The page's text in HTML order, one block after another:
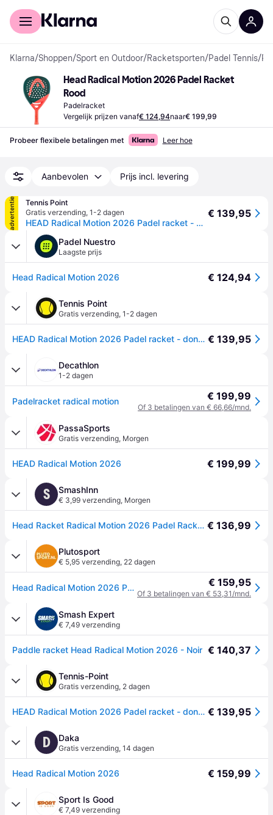
Voor shoppers
Klarna/Shoppen/Sport en Outdoor/Racketsporten/Padel Tennis/
Head Radical Motion 2026 Padel Racket
Rood
Padelracket
Vergelijk prijzen vanaf€ 124,94naar€ 199,99
Probeer flexibele betalingen met Leer hoe
Aanbevolen Prijs incl. levering
advertentie
Tennis Point
Gratis verzending, 1-2 dagen
HEAD Radical Motion 2026 Padel racket - donkerblauw
€ 139,95
Padel Nuestro
Laagste prijs
Head Radical Motion 2026 € 124,94
Tennis Point
Gratis verzending, 1-2 dagen
HEAD Radical Motion 2026 Padel racket - donkerblauw € 139,95
Decathlon
1-2 dagen
Padelracket radical motion € 199,99
Of 3 betalingen van € 66,66/mnd.
PassaSports
Gratis verzending, Morgen
HEAD Radical Motion 2026 € 199,99
S SmashInn
€ 3,99 verzending, Morgen
Head Racket Radical Motion 2026 Padel Racket Rood 355 gr € 136,99
Plutosport
€ 5,95 verzending, 22 dagen
Head Radical Motion 2026 Padelracket - 1 SIZE € 159,95
Of 3 betalingen van € 53,31/mnd.
Smash Expert
€ 7,49 verzending
Paddle racket Head Radical Motion 2026 - Noir € 140,37
Tennis-Point
Gratis verzending, 2 dagen
HEAD Radical Motion 2026 Padel racket - donkerblauw - nosize € 139,95
D Daka
Gratis verzending, 14 dagen
Head Radical Motion 2026 € 159,99
Sport Is Good
€ 7,49 verzending